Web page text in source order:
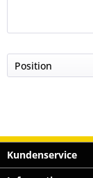
Kundenservice